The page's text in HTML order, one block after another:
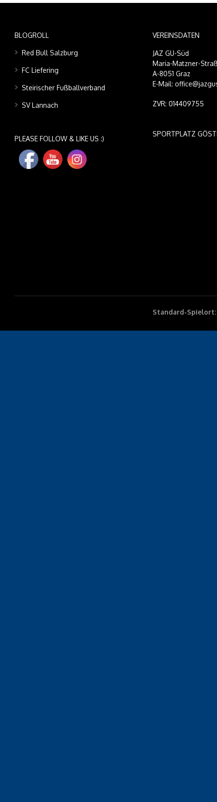
BLOGROLL
Red Bull Salzburg
FC Liefering
Steirischer Fußballverband
SV Lannach
PLEASE FOLLOW & LIKE US :)
VEREINSDATEN
JAZ GU-Süd
Maria-Matzner-
A-8051 Graz
E-Mail:
ZVR: 014409755
SPORTPLATZ
Standard-Spielort: